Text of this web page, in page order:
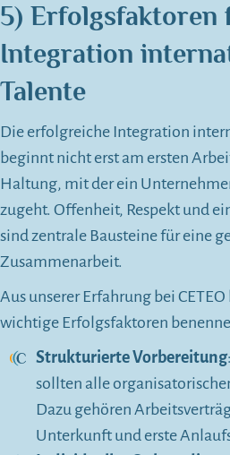
5) Erfolgsfaktoren
Integration
Talente
Die erfolgreiche Integration
beginnt nicht erst am ersten
Haltung, mit der ein
zugeht. Offenheit, Respekt und
sind zentrale Bausteine für eine
Zusammenarbeit.
Aus unserer Erfahrung bei
wichtige Erfolgsfaktoren
Strukturierte Vorbereitung
sollten alle
Dazu gehören
Unterkunft und erste